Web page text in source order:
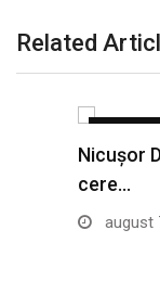
Related
Nicușor Dan
august 7, 2026